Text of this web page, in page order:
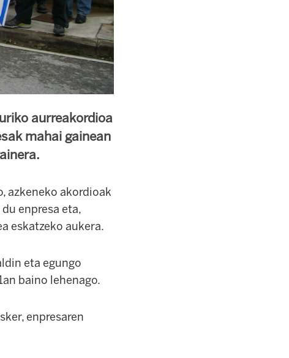
aurreakordioa
mahai gainean
azkeneko akordioak
enpresa eta,
eskatzeko aukera.
eta egungo
baino lehenago.
enpresaren